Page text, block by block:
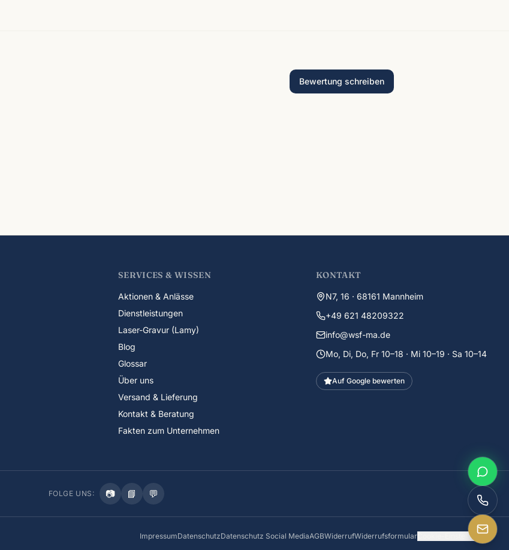
Bewertung schreiben
SERVICES & WISSEN
Aktionen & Anlässe
Dienstleistungen
Laser-Gravur (Lamy)
Blog
Glossar
Über uns
Versand & Lieferung
Kontakt & Beratung
Fakten zum Unternehmen
KONTAKT
N7, 16 · 68161 Mannheim
+49 621 48209322
info@wsf-ma.de
Mo, Di, Do, Fr 10–18 · Mi 10–19 · Sa 10–14
Auf Google bewerten
FOLGE UNS: 📷 📘 💬
ImpressumDatenschutzDatenschutz Social MediaAGBWiderrufWiderrufsformular Cookie-Einstellungen